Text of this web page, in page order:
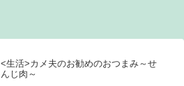
<生活>カメ夫のお勧めのおつまみ～せ
んじ肉～